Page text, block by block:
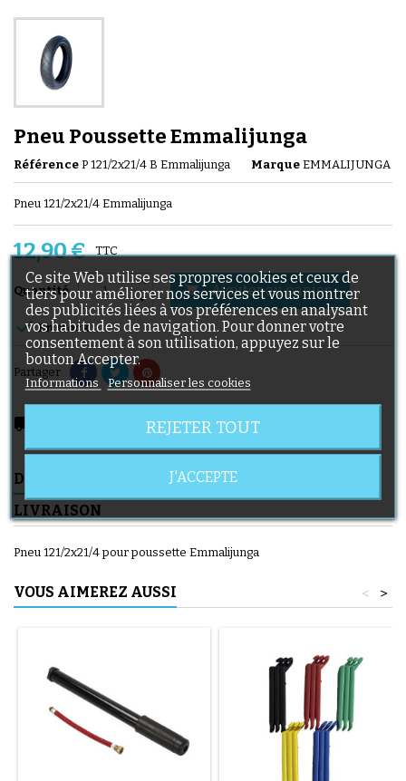
Pneu Poussette Emmalijunga
Référence P 121/2x21/4 B Emmalijunga Marque EMMALIJUNGA
Pneu 121/2x21/4 Emmalijunga
12,90 € TTC
Quantité  Ajouter au panier
En stock
Partager
local_shipping Livraison prévue à partir du 08/08/2026
DESCRIPTION
DÉTAILS DU PRODUIT
LIVRAISON
Pneu 121/2x21/4 pour poussette Emmalijunga
VOUS AIMEREZ AUSSI >
<
Ce site Web utilise ses propres cookies et ceux de
tiers pour améliorer nos services et vous montrer
des publicités liées à vos préférences en analysant
vos habitudes de navigation. Pour donner votre
consentement à son utilisation, appuyez sur le
bouton Accepter.
Informations Personnaliser les cookies
REJETER TOUT
J'ACCEPTE